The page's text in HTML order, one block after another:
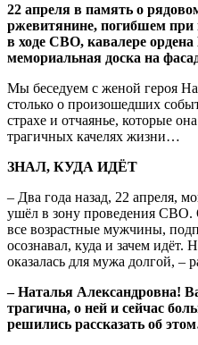
22 апреля в память о
ржевитянине, погибшем при
в ходе СВО, кавалере
мемориальная доска на
Мы беседуем с женой героя
столько о произошедших
страхе и отчаянье, которые
трагичных качелях жизни…
ЗНАЛ, КУДА ИДЁТ
– Два года назад, 22 апреля,
ушёл в зону проведения СВО.
все возрастные мужчины,
осознавал, куда и зачем идёт.
оказалась для мужа долгой, –
– Наталья Александровна!
трагична, о ней и сейчас
решились рассказать об